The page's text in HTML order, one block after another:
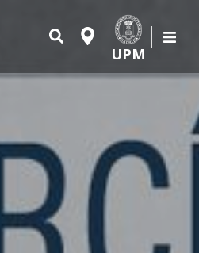
UPM